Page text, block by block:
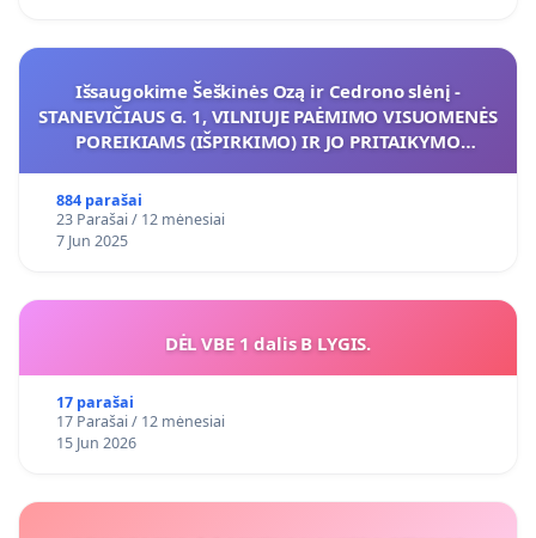
Išsaugokime Šeškinės Ozą ir Cedrono slėnį -
STANEVIČIAUS G. 1, VILNIUJE PAĖMIMO VISUOMENĖS
POREIKIAMS (IŠPIRKIMO) IR JO PRITAIKYMO
884 parašai
23 Parašai / 12 mėnesiai
7 Jun 2025
DĖL VBE 1 dalis B LYGIS.
17 parašai
17 Parašai / 12 mėnesiai
15 Jun 2026